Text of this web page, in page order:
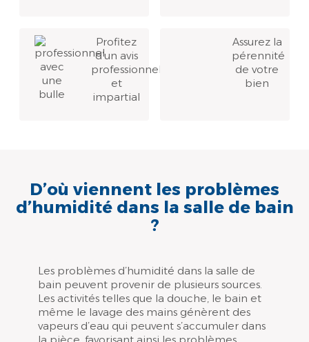
Profitez
d’un avis
professionnel
et
impartial
Assurez la
pérennité
de votre
bien
D’où viennent les problèmes
d’humidité dans la salle de bain
?
Les problèmes d’humidité dans la salle de
bain peuvent provenir de plusieurs sources.
Les activités telles que la douche, le bain et
même le lavage des mains génèrent des
vapeurs d’eau qui peuvent s’accumuler dans